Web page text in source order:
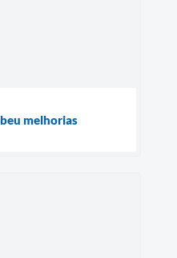
melhorias